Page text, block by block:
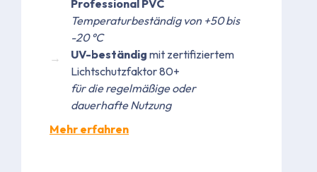
Professional PVC
Temperaturbeständig von +50 bis
-20 °C
UV-beständig mit zertifiziertem
Lichtschutzfaktor 80+
für die regelmäßige oder
dauerhafte Nutzung
Mehr erfahren